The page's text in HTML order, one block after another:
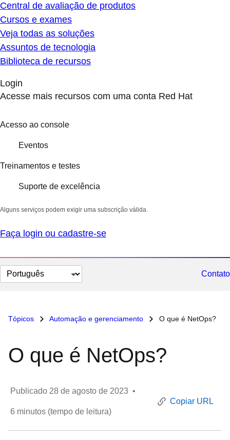
Central de avaliação de produtos
Cursos e exames
Veja todas as soluções
Assuntos de tecnologia
Biblioteca de recursos
Login
Acesse mais recursos com uma conta Red Hat
Acesso ao console
Eventos
Treinamentos e testes
Suporte de excelência
Alguns serviços podem exigir uma subscrição válida.
Faça login ou cadastre-se
Selecionar
idioma
Contato
Tópicos Automação e gerenciamento O que é NetOps?
O que é NetOps?
Publicado 28 de agosto de 2023 •
6 minutos (tempo de leitura)
Copiar URL